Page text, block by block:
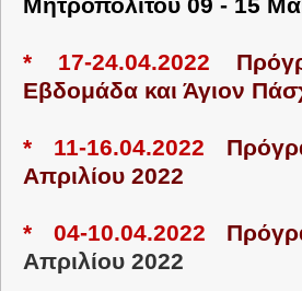
* 17-24.04.2022
Εβδομάδα και Άγιον
* 11-16.04.2022
Απριλίου 2022
* 04-10.04.2022
Απριλίου 2022